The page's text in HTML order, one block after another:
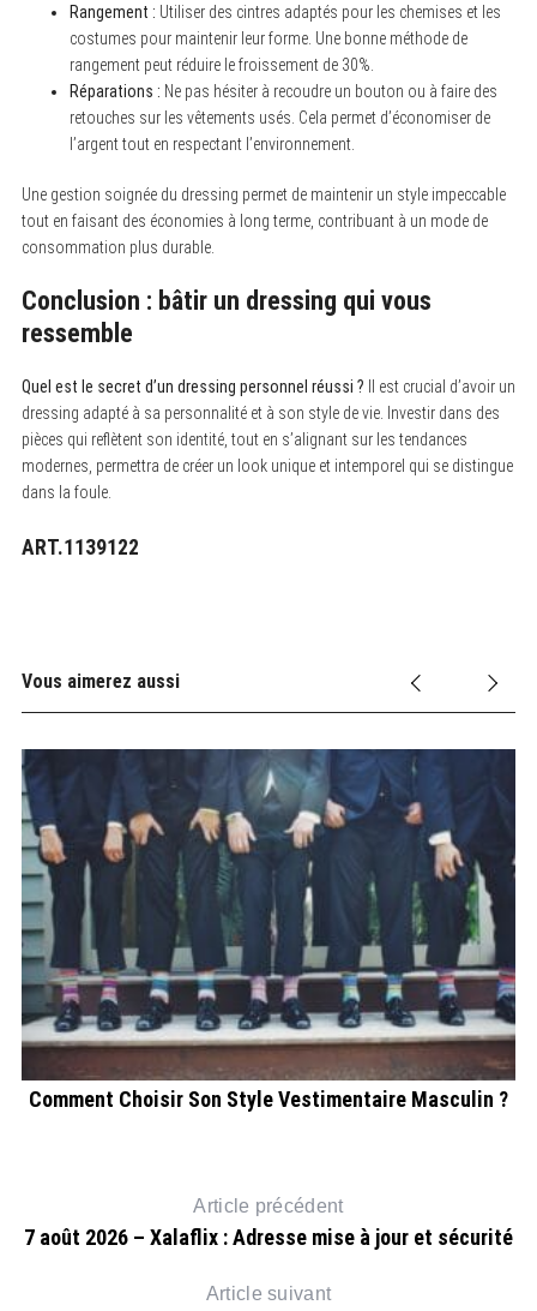
Rangement : Utiliser des cintres adaptés pour les chemises et les
costumes pour maintenir leur forme. Une bonne méthode de
rangement peut réduire le froissement de 30%.
Réparations : Ne pas hésiter à recoudre un bouton ou à faire des
retouches sur les vêtements usés. Cela permet d’économiser de
l’argent tout en respectant l’environnement.
Une gestion soignée du dressing permet de maintenir un style impeccable
tout en faisant des économies à long terme, contribuant à un mode de
consommation plus durable.
Conclusion : bâtir un dressing qui vous
ressemble
Quel est le secret d’un dressing personnel réussi ? Il est crucial d’avoir un
dressing adapté à sa personnalité et à son style de vie. Investir dans des
pièces qui reflètent son identité, tout en s’alignant sur les tendances
modernes, permettra de créer un look unique et intemporel qui se distingue
dans la foule.
ART.1139122
Vous aimerez aussi
Comment Choisir Son Style Vestimentaire Masculin ?
Article précédent
7 août 2026 – Xalaflix : Adresse mise à jour et sécurité
Article suivant